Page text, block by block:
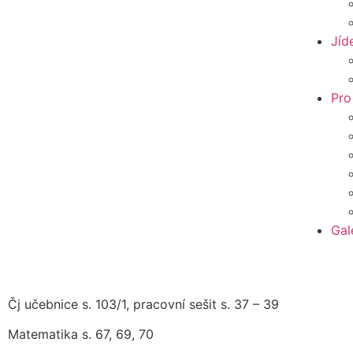
Čj učebnice s. 103/1, pracovní sešit s. 37 – 39
Matematika s. 67, 69, 70